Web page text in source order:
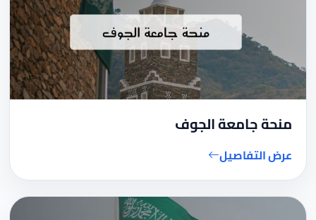
منحة جامعة الجوف
عرض التفاصيل